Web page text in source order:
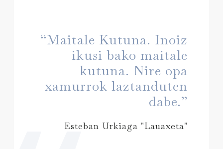
“Maitale Kutuna. Inoiz
ikusi bako maitale
kutuna. Nire opa
xamurrok laztanduten
dabe.”
Esteban Urkiaga "Lauaxeta"